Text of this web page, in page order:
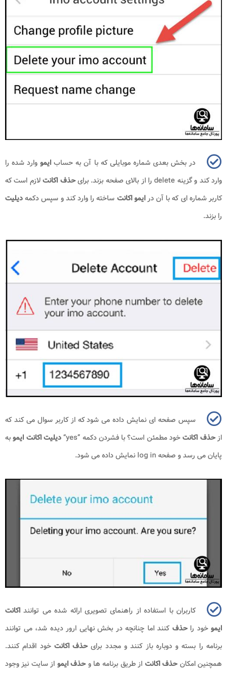
در بخش بعدی شماره موبایلی که با آن به حساب ایمو وارد شده را
وارد کند و گزینه deleteرا از بالای صفحه بزند. برایحذف اکانتلازم است که
کاربر شماره ای که با آن درایمو اکانت ساخته را وارد کند و سپس دکمهدیلیت
را بزند.
سپس صفحه ای نمایش داده می شود که از کاربر سوال می کند که
ازحذف اکانتخود مطمئن است؟ با فشردن دکمه “yes”دیلیت اکانت ایموبه
پایان می رسد و صفحهlog in نمایش داده می شود.
کاربران با استفاده از راهنمای تصویری ارائه شده می توانند اکانت
ایموخود راحذفکنند اما چنانچه در بخش نهایی ارور دیده شد، می توانند
برنامه را بسته و دوباره باز کنند و مجدد برایحذف اکانتخود اقدام کنند.
همچنین امکانحذف اکانت از طریق برنامه ها وحذف ایمو از سایت نیز وجود